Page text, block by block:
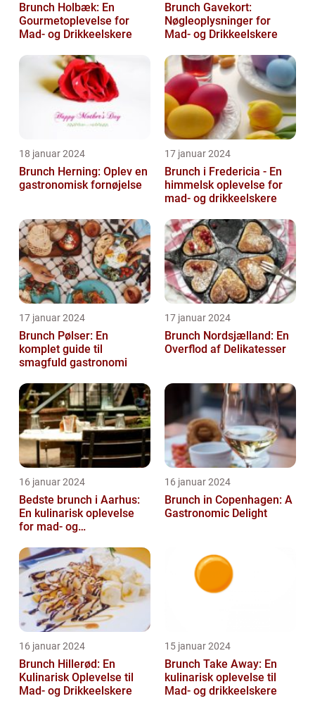
Brunch Holbæk: En
Gourmetoplevelse for
Mad- og Drikkeelskere
Brunch Gavekort:
Nøgleoplysninger for
Mad- og Drikkeelskere
18 januar 2024
Brunch Herning: Oplev en
gastronomisk fornøjelse
17 januar 2024
Brunch i Fredericia - En
himmelsk oplevelse for
mad- og drikkeelskere
17 januar 2024
Brunch Pølser: En
komplet guide til
smagfuld gastronomi
17 januar 2024
Brunch Nordsjælland: En
Overflod af Delikatesser
16 januar 2024
Bedste brunch i Aarhus:
En kulinarisk oplevelse
for mad- og
16 januar 2024
Brunch in Copenhagen: A
Gastronomic Delight
16 januar 2024
Brunch Hillerød: En
Kulinarisk Oplevelse til
Mad- og Drikkeelskere
15 januar 2024
Brunch Take Away: En
kulinarisk oplevelse til
Mad- og drikkeelskere